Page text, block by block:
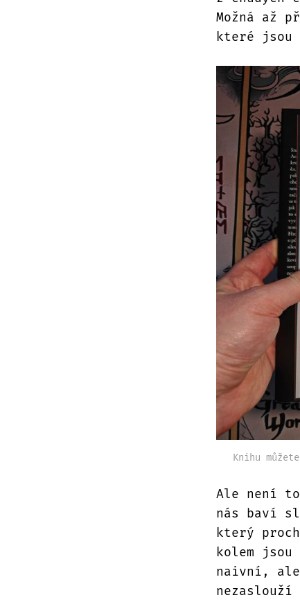
Možná až
které jsou
Knihu
Ale není
nás baví
který
kolem jsou
naivní,